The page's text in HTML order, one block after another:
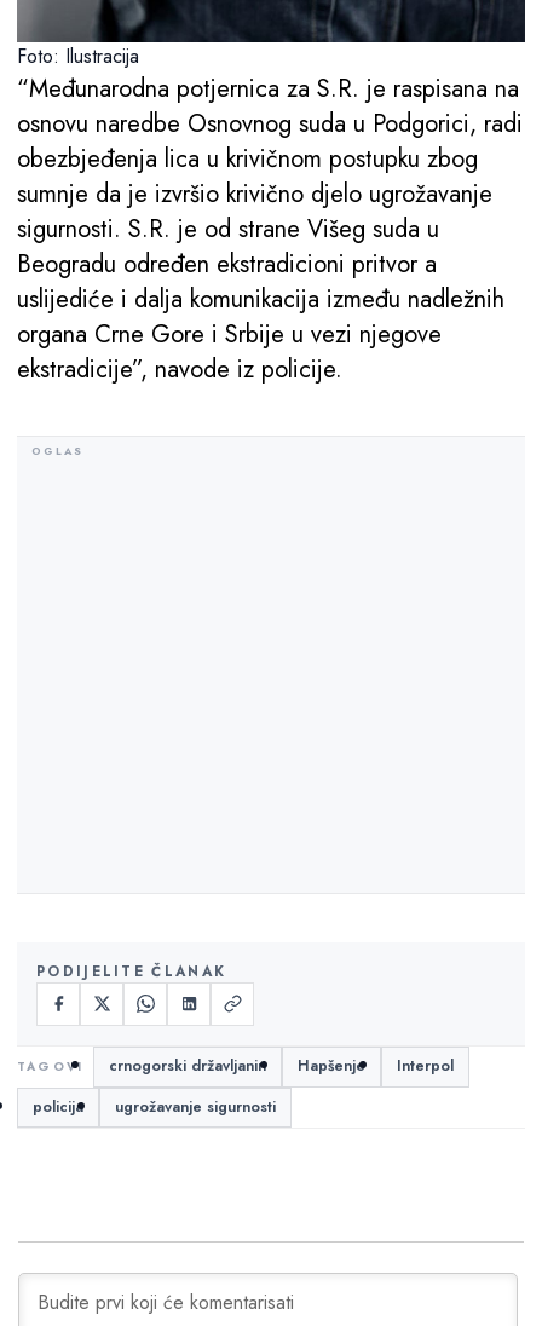
Foto: Ilustracija
“Međunarodna potjernica za S.R. je raspisana na
osnovu naredbe Osnovnog suda u Podgorici, radi
obezbjeđenja lica u krivičnom postupku zbog
sumnje da je izvršio krivično djelo ugrožavanje
sigurnosti. S.R. je od strane Višeg suda u
Beogradu određen ekstradicioni pritvor a
uslijediće i dalja komunikacija između nadležnih
organa Crne Gore i Srbije u vezi njegove
ekstradicije”, navode iz policije.
PODIJELITE ČLANAK
crnogorski državljanin Hapšenje
Interpol
policija
ugrožavanje sigurnosti